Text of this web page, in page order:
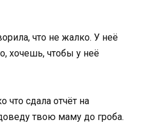
что не жалко. У неё
хочешь, чтобы у неё
что сдала отчёт на
твою маму до гроба.